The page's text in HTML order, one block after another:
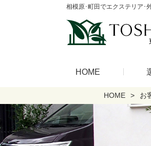
相模原･町田でエクステリア･
HOME
HOME お